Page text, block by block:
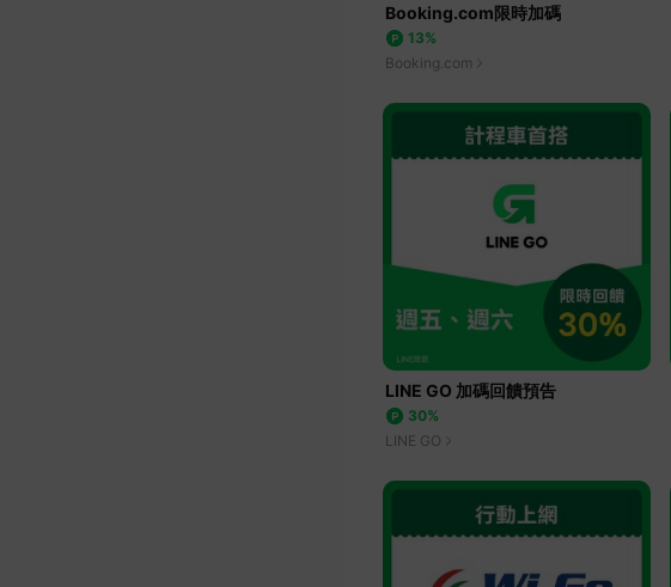
Booking.com限時加碼
13%
Booking.com
LINE GO 加碼回饋預告
30%
LINE GO